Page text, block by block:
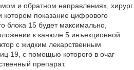
и обратном направлениях, хирург
показание цифрового
блока 15 будет максимально,
к канюле 5 инъекционной
с жидким лекарственным
19, с помощью которого в очаг
препарат.